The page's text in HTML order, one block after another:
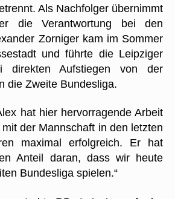
Als Nachfolger übernimmt
die Verantwortung bei den
Zorniger kam im Sommer
und führte die Leipziger
direkten Aufstiegen von der
die Zweite Bundesliga.
hat hier hervorragende Arbeit
der Mannschaft in den letzten
maximal erfolgreich. Er hat
Anteil daran, dass wir heute
Bundesliga spielen.“